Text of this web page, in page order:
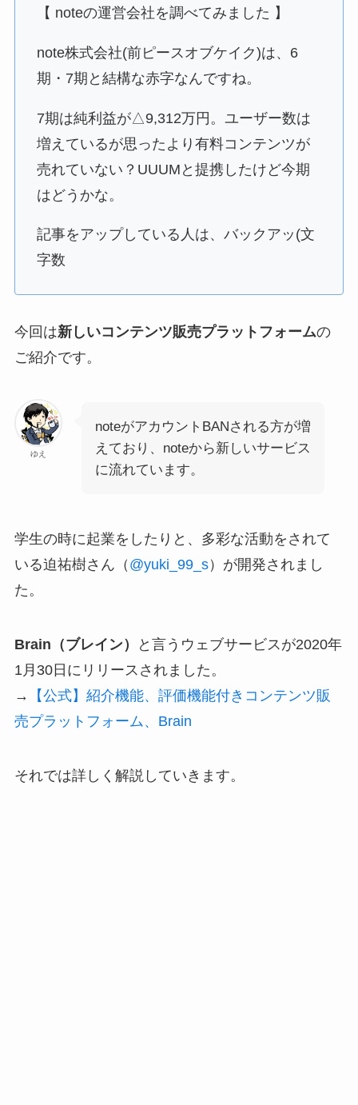
【 noteの運営会社を調べてみました 】
note株式会社(前ピースオブケイク)は、6
期・7期と結構な赤字なんですね。
7期は純利益が△9,312万円。ユーザー数は
増えているが思ったより有料コンテンツが
売れていない？UUUMと提携したけど今期
はどうかな。
記事をアップしている人は、バックアッ(文
字数
今回は新しいコンテンツ販売プラットフォームの
ご紹介です。
ゆえ
noteがアカウントBANされる方が増
えており、noteから新しいサービス
に流れています。
学生の時に起業をしたりと、多彩な活動をされて
いる迫祐樹さん（ @yuki_99_s）が開発されまし
た。
Brain（ブレイン）
と言うウェブサービスが2020年
1月30日にリリースされました。
→
【公式】紹介機能、評価機能付きコンテンツ販
売プラットフォーム、Brain
それでは詳しく解説していきます。